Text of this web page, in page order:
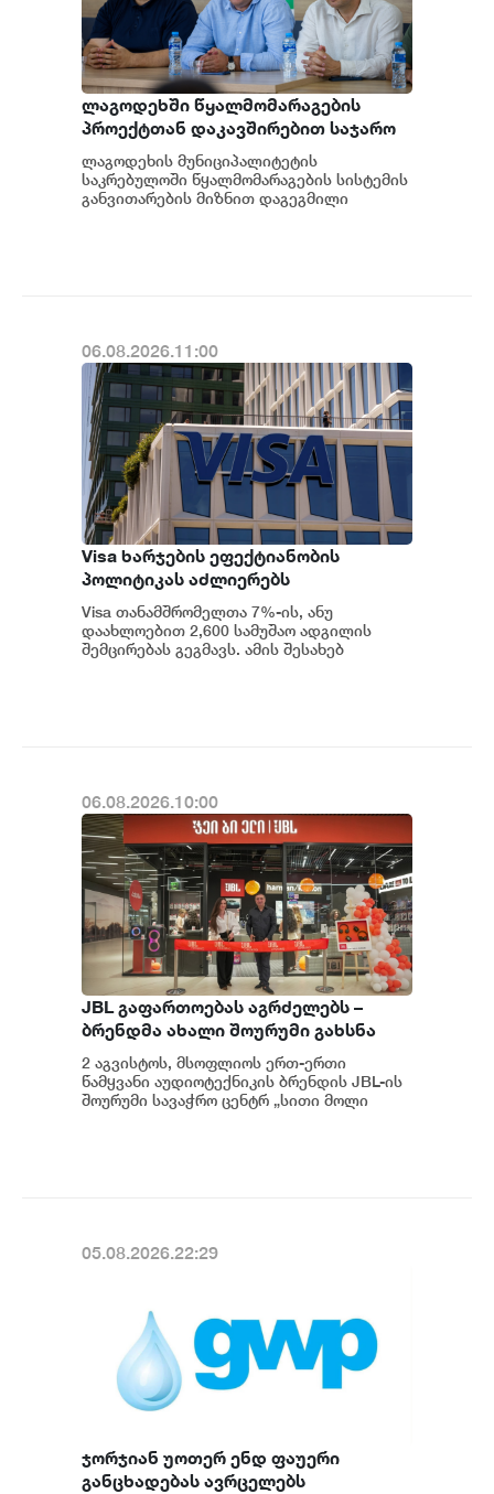
ლაგოდეხში წყალმომარაგების
პროექტთან დაკავშირებით საჯარო
განხილვა გაიმართა
ლაგოდეხის მუნიციპალიტეტის
საკრებულოში წყალმომარაგების სისტემის
განვითარების მიზნით დაგეგმილი
06.08.2026.11:00
Visa ხარჯების ეფექტიანობის
პოლიტიკას აძლიერებს
Visa თანამშრომელთა 7%-ის, ანუ
დაახლოებით 2,600 სამუშაო ადგილის
შემცირებას გეგმავს. ამის შესახებ
06.08.2026.10:00
JBL გაფართოებას აგრძელებს –
ბრენდმა ახალი შოურუმი გახსნა
2 აგვისტოს, მსოფლიოს ერთ-ერთი
წამყვანი აუდიოტექნიკის ბრენდის JBL-ის
შოურუმი სავაჭრო ცენტრ „სითი მოლი
05.08.2026.22:29
ჯორჯიან უოთერ ენდ ფაუერი
განცხადებას ავრცელებს